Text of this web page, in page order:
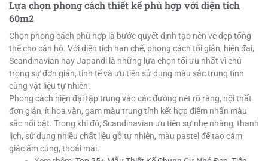
Lựa chọn phong cách thiết kế phù hợp với diện tích
60m2
Chọn phong cách phù hợp là bước quyết định tạo nên vẻ đẹp tổng
thể cho căn hộ. Với diện tích hạn chế, phong cách tối giản, hiện đại,
Scandinavian hay Japandi là những lựa chọn tối ưu nhất vì chú
trọng sự đơn giản, tinh tế và ưu tiên sử dụng màu sắc trung tính
cùng vật liệu tự nhiên.
Phong cách hiện đại tập trung vào các đường nét rõ ràng, nội thất
đơn giản, ít hoa văn, gam màu trung tính kết hợp điểm nhấn màu
sắc nổi bật. Trong khi đó, Scandinavian ưu tiên sự nhẹ nhàng, thanh
lịch, sử dụng nhiều chất liệu gỗ tự nhiên, màu pastel để tạo cảm
giác ấm cúng, thoải mái.